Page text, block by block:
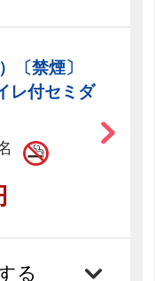
〔禁煙〕
レ付セミダ
る